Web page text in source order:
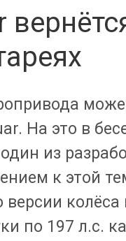
На это в
из
к этой
версии
по 197 л.с.